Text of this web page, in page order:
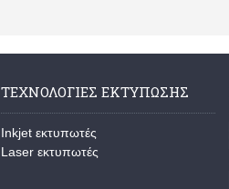
ΤΕΧΝΟΛΟΓΊΕΣ ΕΚΤΎΠΩΣΗΣ
Inkjet εκτυπωτές
Laser εκτυπωτές